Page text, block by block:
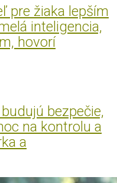
pre žiaka lepším
inteligencia,
hovorí
bezpečie,
na kontrolu a
a